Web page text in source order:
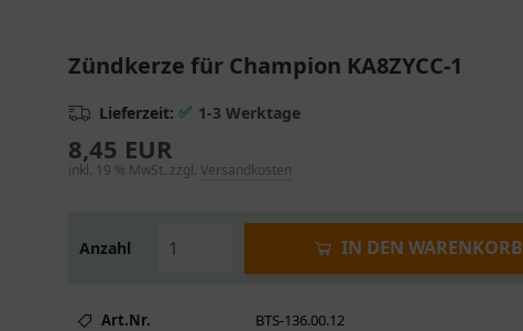
Zündkerze für Champion KA8ZYCC-1
Lieferzeit: ✅ 1-3 Werktage
8,45 EUR
inkl. 19 % MwSt. zzgl. Versandkosten
Anzahl IN DEN WARENKORB
Art.Nr.
BTS-136.00.12